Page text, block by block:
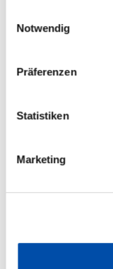
Notwendig
Präferenzen
Statistiken
Marketing
+